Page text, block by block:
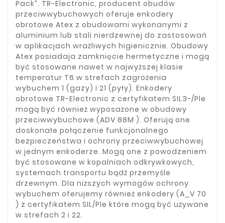
Pack”. TR-Electronic, producent obudów
przeciwwybuchowych oferuje enkodery
obrotowe Atex z obudowami wykonanymi z
aluminium lub stali nierdzewnej do zastosowań
w aplikacjach wrażliwych higienicznie. Obudowy
Atex posiadaja zamknięcie hermetyczne i mogą
być stosowane nawet w najwyższej klasie
temperatur T6 w strefach zagrożenia
wybuchem 1 (gazy) i 21 (pyły). Enkodery
obrotowe TR-Electronic z certyfikatem SIL3-/Ple
mogą być również wyposażone w obudowy
przeciwwybuchowe (ADV 88M ). Oferują one
doskonałe połączenie funkcjonalnego
bezpieczeństwa i ochrony przeciwwybuchowej
w jednym enkoderze. Mogą one z powodzeniem
być stosowane w kopalniach odkrywkowych,
systemach transportu bądź przemyśle
drzewnym. Dla niższych wymogów ochrony
wybuchem oferujemy również enkodery (A_V 70
) z certyfikatem SIL/Ple które mogą być używane
w strefach 2 i 22.